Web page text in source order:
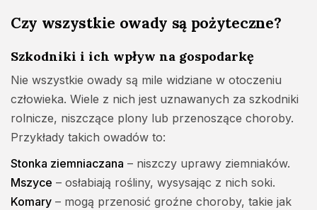
Czy wszystkie owady są pożyteczne?
Szkodniki i ich wpływ na gospodarkę
Nie wszystkie owady są mile widziane w otoczeniu
człowieka. Wiele z nich jest uznawanych za szkodniki
rolnicze, niszczące plony lub przenoszące choroby.
Przykłady takich owadów to:
Stonka ziemniaczana – niszczy uprawy ziemniaków.
Mszyce – osłabiają rośliny, wysysając z nich soki.
Komary – mogą przenosić groźne choroby, takie jak